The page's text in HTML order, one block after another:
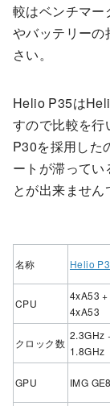
較はベンチマ
やバッテリー
さい。
Helio P35は
すので比較を
P30を採用した
ートが滞って
とが出来ません
名称 Helio
CPU
4xA53 +
4xA53
クロック数
2.3GHz
1.8GHz
GPU IMG